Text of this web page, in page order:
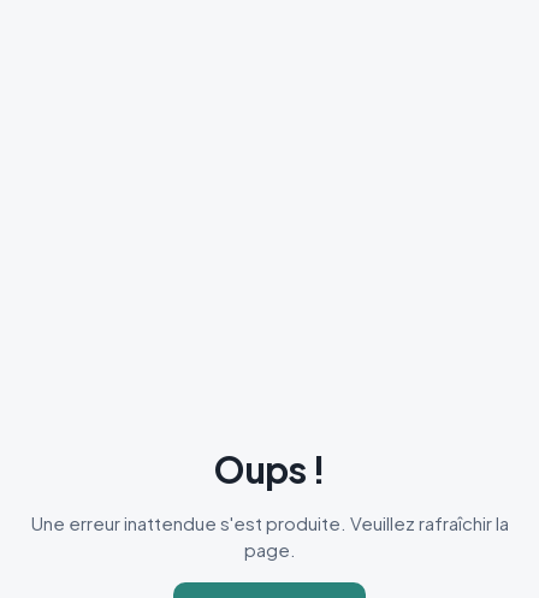
Oups !
Une erreur inattendue s'est produite. Veuillez rafraîchir la
page.